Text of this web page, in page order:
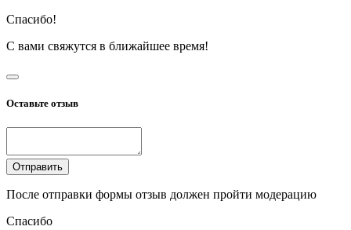
Спасибо!
С вами свяжутся в ближайшее время!
Оставьте отзыв
Отправить
После отправки формы отзыв должен пройти модерацию
Спасибо